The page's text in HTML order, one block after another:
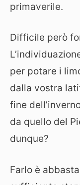
primaverile.
Difficile però
per potare i
dalla vostra
fine
da quello del
dunque?
Farlo è